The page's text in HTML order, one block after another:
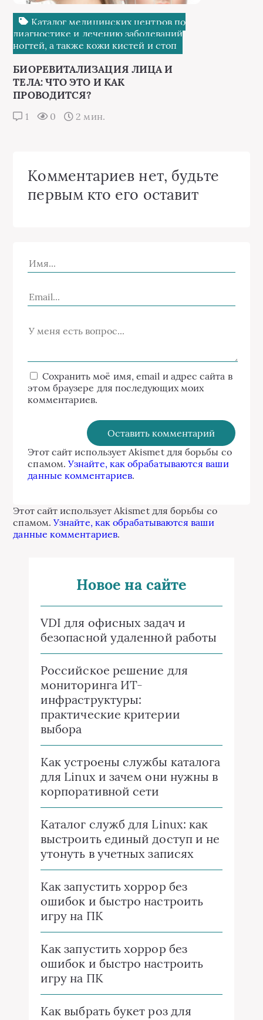
Каталог медицинских центров по
диагностике и лечению заболеваний
ногтей, а также кожи кистей и стоп
БИОРЕВИТАЛИЗАЦИЯ ЛИЦА И
ТЕЛА: ЧТО ЭТО И КАК
ПРОВОДИТСЯ?
1 0 2 мин.
Комментариев нет, будьте
первым кто его оставит
Сохранить моё имя, email и адрес сайта в
этом браузере для последующих моих
комментариев.
Этот сайт использует Akismet для борьбы со
спамом.Узнайте, как обрабатываются ваши
данные комментариев.
Этот сайт использует Akismet для борьбы со
спамом.Узнайте, как обрабатываются ваши
данные комментариев.
Новое на сайте
VDI для офисных задач и
безопасной удаленной работы
Российское решение для
мониторинга ИТ-
инфраструктуры:
практические критерии
выбора
Как устроены службы каталога
для Linux и зачем они нужны в
корпоративной сети
Каталог служб для Linux: как
выстроить единый доступ и не
утонуть в учетных записях
Как запустить хоррор без
ошибок и быстро настроить
игру на ПК
Как запустить хоррор без
ошибок и быстро настроить
игру на ПК
Как выбрать букет роз для